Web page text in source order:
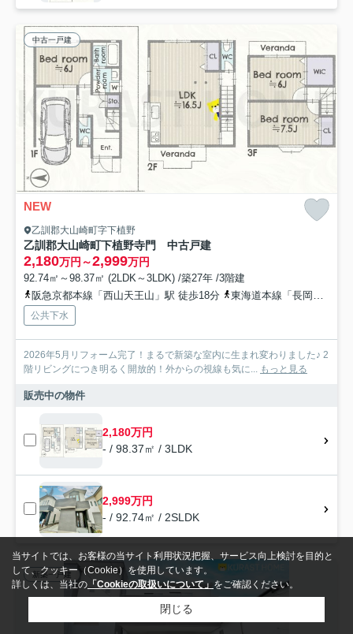
中古一戸建
NEW
乙訓郡大山崎町字下植野
乙訓郡大山崎町下植野寺門 中古戸建
2,180万円～2,999万円
92.74㎡～98.37㎡ (2LDK～3LDK) /築27年 /3階建
阪急京都本線「西山天王山」駅 徒歩18分
東海道本線「長岡京」駅 徒歩33分
公共下水
2026年5月リフォーム完了！まるで新築な室内に生まれ変わりました♪ 2
階リビングにつき明るく開放的！外からの視線も気に...
もっと見る
販売中の物件
2,180万円
- / 98.37㎡ / 3LDK
2,999万円
- / 92.74㎡ / 2SLDK
新築一戸建
当サイトでは、お客様の当サイト利用状況把握、サービス向上検討を目的と
して、クッキー（Cookie）を使用しています。
詳しくは、当社の 「Cookieの取扱いについて」 をご確認ください。
閉じる